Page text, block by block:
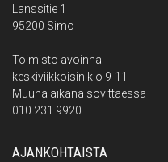
Lanssitie 1
95200 Simo
Toimisto avoinna
keskiviikkoisin klo 9-11
Muuna aikana sovittaessa
010 231 9920
AJANKOHTAISTA